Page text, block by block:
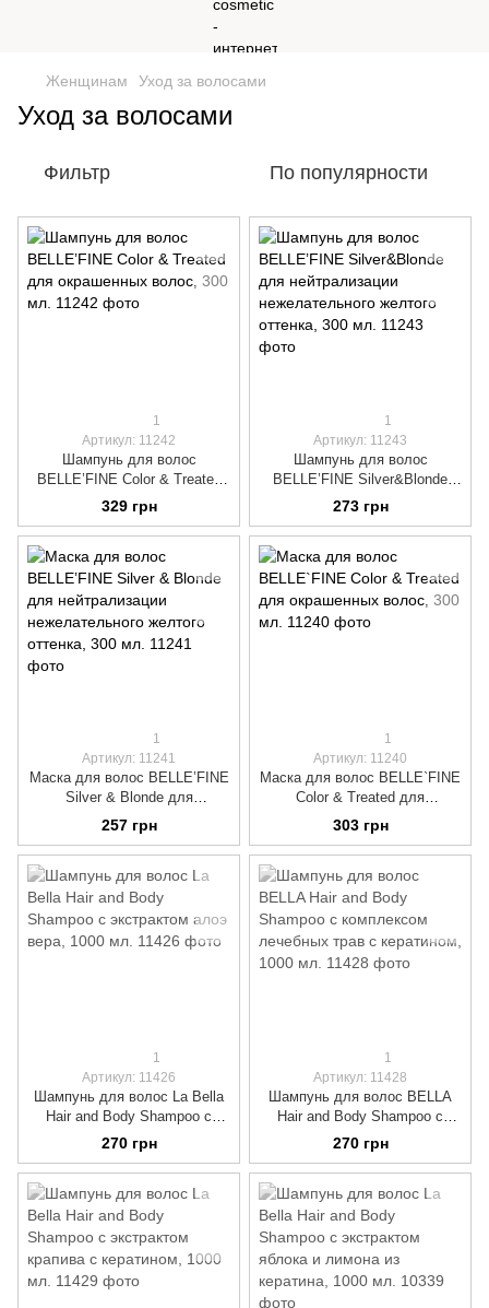
Женщинам Уход за волосами
Уход за волосами
Фильтр По популярности
1
Артикул: 11242
Шампунь для волос
BELLE’FINE Color & Treated
для окрашенных волос, 300
мл.
329 грн
1
Артикул: 11243
Шампунь для волос
BELLE’FINE Silver&Blonde
для нейтрализации
нежелательного желтого
оттенка, 300 мл.
273 грн
1
Артикул: 11241
Маска для волос BELLE’FINE
Silver & Blonde для
нейтрализации
нежелательного желтого
оттенка, 300 мл.
257 грн
1
Артикул: 11240
Маска для волос BELLE`FINE
Color & Treated для
окрашенных волос, 300 мл.
303 грн
1
Артикул: 11426
Шампунь для волос La Bella
Hair and Body Shampoo с
экстрактом алоэ вера, 1000
мл.
270 грн
1
Артикул: 11428
Шампунь для волос BELLA
Hair and Body Shampoo с
комплексом лечебных трав с
кератином, 1000 мл.
270 грн